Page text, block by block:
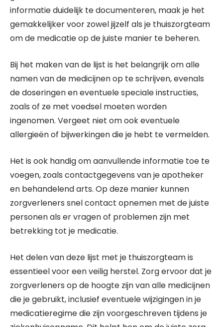
informatie duidelijk te documenteren, maak je het
gemakkelijker voor zowel jijzelf als je thuiszorgteam
om de medicatie op de juiste manier te beheren.
Bij het maken van de lijst is het belangrijk om alle
namen van de medicijnen op te schrijven, evenals
de doseringen en eventuele speciale instructies,
zoals of ze met voedsel moeten worden
ingenomen. Vergeet niet om ook eventuele
allergieën of bijwerkingen die je hebt te vermelden.
Het is ook handig om aanvullende informatie toe te
voegen, zoals contactgegevens van je apotheker
en behandelend arts. Op deze manier kunnen
zorgverleners snel contact opnemen met de juiste
personen als er vragen of problemen zijn met
betrekking tot je medicatie.
Het delen van deze lijst met je thuiszorgteam is
essentieel voor een veilig herstel. Zorg ervoor dat je
zorgverleners op de hoogte zijn van alle medicijnen
die je gebruikt, inclusief eventuele wijzigingen in je
medicatieregime die zijn voorgeschreven tijdens je